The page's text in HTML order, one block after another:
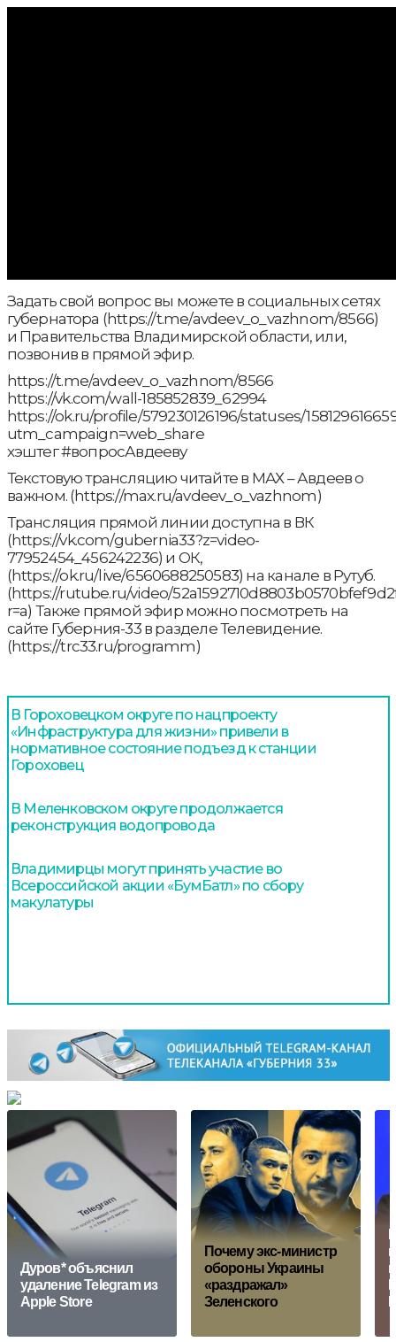
Задать свой вопрос вы можете в социальных сетях
губернатора (https://t.me/avdeev_o_vazhnom/8566)
и Правительства Владимирской области, или,
позвонив в прямой эфир.
https://t.me/avdeev_o_vazhnom/8566
https://vk.com/wall-185852839_62994
https://ok.ru/profile/579230126196/statuses/
utm_campaign=web_share
хэштег #вопросАвдееву
Текстовую трансляцию читайте в МАХ – Авдеев о
важном. (https://max.ru/avdeev_o_vazhnom)
Трансляция прямой линии доступна в ВК
(https://vk.com/gubernia33?z=video-
77952454_456242236) и ОК,
(https://ok.ru/live/6560688250583) на канале в Рутуб.
(https://rutube.ru/video/
r=a) Также прямой эфир можно посмотреть на
сайте Губерния-33 в разделе Телевидение.
(https://trc33.ru/programm)
В Гороховецком округе по нацпроекту
«Инфраструктура для жизни» привели в
нормативное состояние подъезд к станции
Гороховец
В Меленковском округе продолжается
реконструкция водопровода
Владимирцы могут принять участие во
Всероссийской акции «БумБатл» по сбору
макулатуры
Дуров* объяснил
удаление Telegram из
Apple Store
Почему экс-министр
обороны Украины
«раздражал»
Зеленского